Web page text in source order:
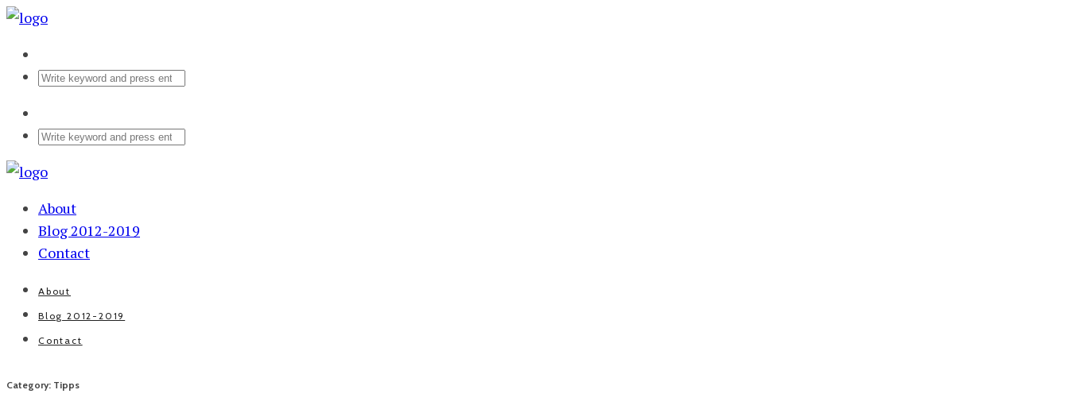
About
Blog 2012-2019
Contact
About
Blog 2012-2019
Contact
Category: Tipps